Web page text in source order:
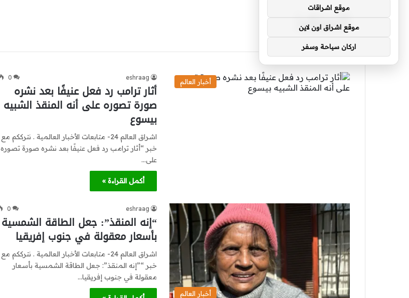
المنقذ
أخبار العالم
eshraag
0
أثار ترامب رد فعل عنيفًا بعد نشره
صورة تصوره على أنه المنقذ الشبيه
بيسوع
اشراق العالم 24- متابعات الأخبار العالمية . نترككم مع
خبر “أثار ترامب رد فعل عنيفًا بعد نشره صورة تصوره
على…
أكمل القراءة »
أخبار العالم
eshraag
0
“إنه المنقذ”: جعل الطاقة الشمسية
بأسعار معقولة في جنوب إفريقيا
اشراق العالم 24- متابعات الأخبار العالمية . نترككم مع
خبر “”إنه المنقذ”: جعل الطاقة الشمسية بأسعار
معقولة في جنوب إفريقيا…
موقع اشراقات
موقع اشراق اون لاين
اركان سياحة وسفر